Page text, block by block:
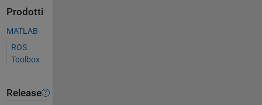
Prodotti
MATLAB
ROS
Toolbox
Release